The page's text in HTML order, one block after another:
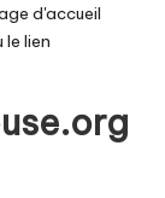
d'accueil
le lien